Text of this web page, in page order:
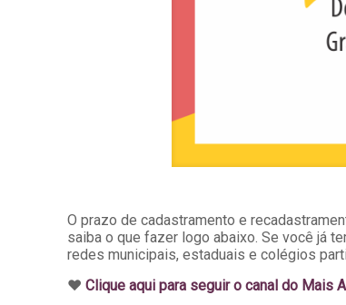
O prazo de cadastramento e
saiba o que fazer logo abaixo. Se você já
redes municipais, estaduais e colégios
♥️Clique aqui para seguir o canal do Mais